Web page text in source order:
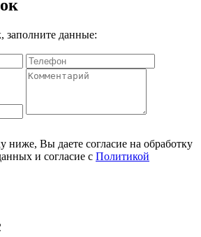
заполните данные:
ниже, Вы даете согласие на обработку
и согласие с Политикой